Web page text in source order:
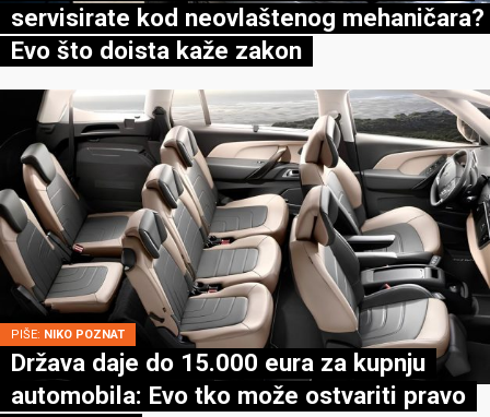
servisirate kod neovlaštenog mehaničara?
Evo što doista kaže zakon
PIŠE: NIKO POZNAT
Država daje do 15.000 eura za kupnju
automobila: Evo tko može ostvariti pravo